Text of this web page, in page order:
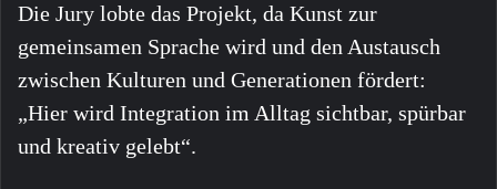
Die Jury lobte das Projekt, da Kunst zur
gemeinsamen Sprache wird und den Austausch
zwischen Kulturen und Generationen fördert:
„Hier wird Integration im Alltag sichtbar, spürbar
und kreativ gelebt“.